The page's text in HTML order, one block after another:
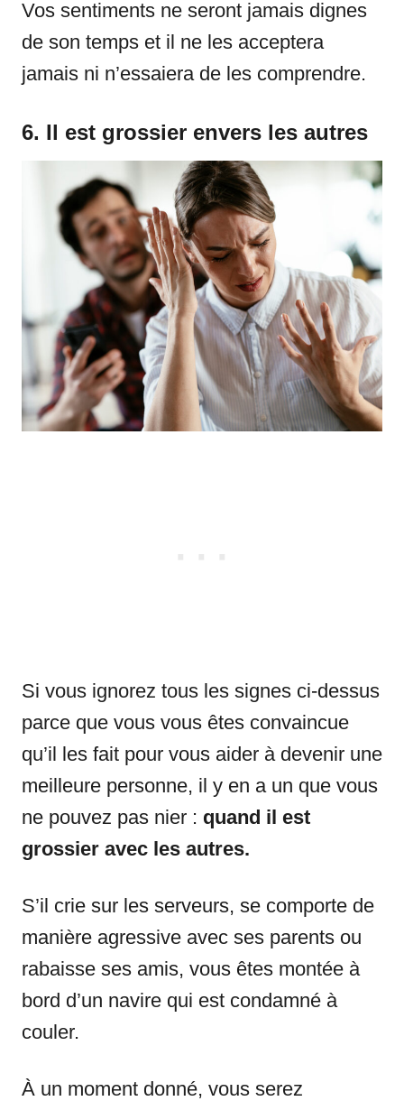
Vos sentiments ne seront jamais dignes
de son temps et il ne les acceptera
jamais ni n’essaiera de les comprendre.
6. Il est grossier envers les autres
Si vous ignorez tous les signes ci-dessus
parce que vous vous êtes convaincue
qu’il les fait pour vous aider à devenir une
meilleure personne, il y en a un que vous
ne pouvez pas nier : quand il est
grossier avec les autres.
S’il crie sur les serveurs, se comporte de
manière agressive avec ses parents ou
rabaisse ses amis, vous êtes montée à
bord d’un navire qui est condamné à
couler.
À un moment donné, vous serez